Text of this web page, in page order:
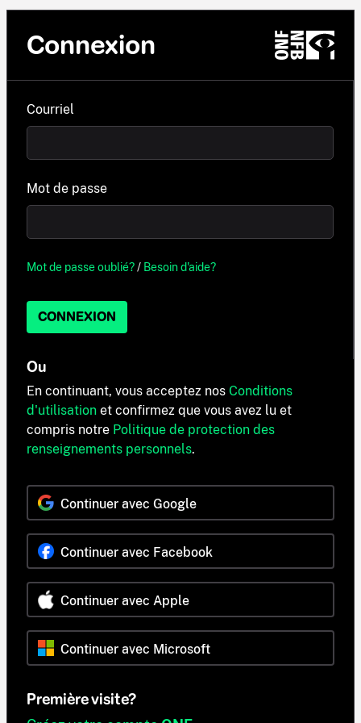
Connexion
Courriel
Mot de passe
Mot de passe oublié?/ Besoin d'aide?
CONNEXION
Ou
En continuant, vous acceptez nos Conditions
d'utilisation et confirmez que vous avez lu et
compris notre Politique de protection des
renseignements personnels.
Continuer avec Google
Continuer avec Facebook
Continuer avec Apple
Continuer avec Microsoft
Première visite?